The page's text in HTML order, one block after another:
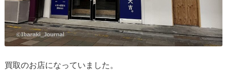
買取のお店になっていました。